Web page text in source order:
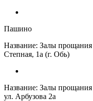
Пашино
Название: Залы прощания
Степная, 1а (г. Обь)
Название: Залы прощания
ул. Арбузова 2а